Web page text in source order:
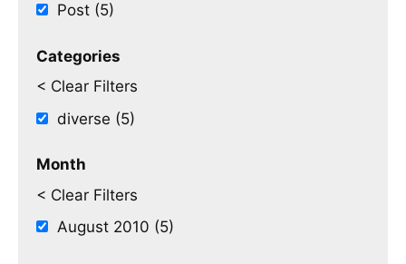
Post (5)
Categories
< Clear Filters
diverse (5)
Month
< Clear Filters
August 2010 (5)